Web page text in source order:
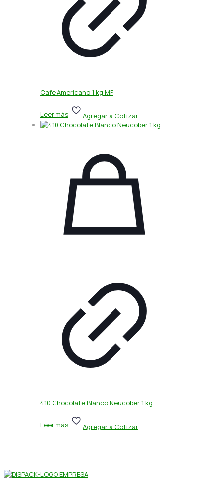
Cafe Americano 1 kg MF
Leer más Agregar a Cotizar
410 Chocolate Blanco Neucober 1 kg
Leer más Agregar a Cotizar